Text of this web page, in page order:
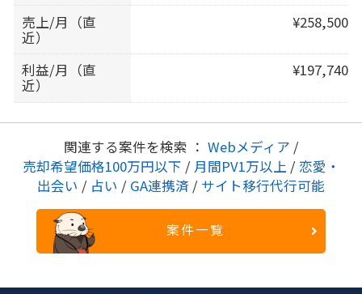
売上/月（直
近）
¥258,500
利益/月（直
近）
¥197,740
関連する案件を検索 ： Webメディア /
売却希望価格100万円以下 / 月間PV1万以上 / 恋愛・
出会い / 占い / GA連携済 / サイト移行代行可能
案件一覧